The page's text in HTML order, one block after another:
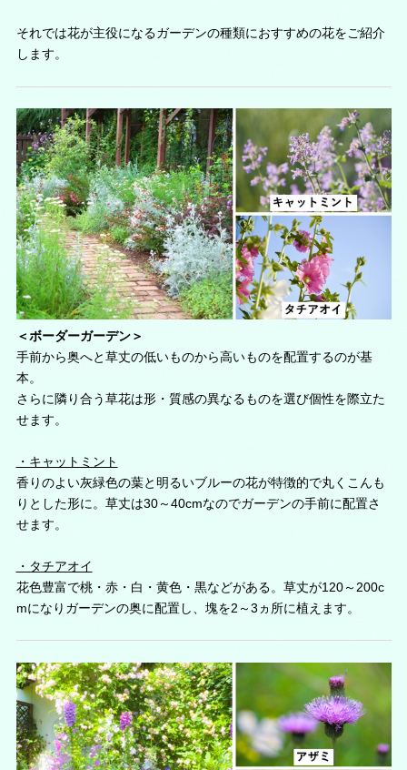
それでは花が主役になるガーデンの種類におすすめの花をご紹介
します。
＜ボーダーガーデン＞
手前から奥へと草丈の低いものから高いものを配置するのが基
本。
さらに隣り合う草花は形・質感の異なるものを選び個性を際立た
せます。
・キャットミント
香りのよい灰緑色の葉と明るいブルーの花が特徴的で丸くこんも
りとした形に。草丈は30～40cmなのでガーデンの手前に配置さ
せます。
・タチアオイ
花色豊富で桃・赤・白・黄色・黒などがある。草丈が120～200c
mになりガーデンの奥に配置し、塊を2～3ヵ所に植えます。